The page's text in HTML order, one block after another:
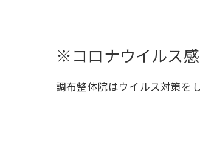
※コロナウイルス
調布整体院はウイルス対策を